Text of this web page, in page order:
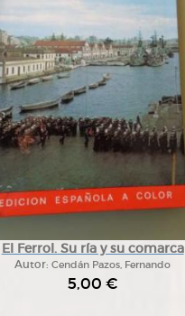
El Ferrol. Su ría y su comarca
Autor:Cendán Pazos, Fernando
5,00 €